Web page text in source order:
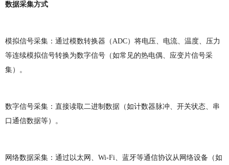
数据采集方式
模拟信号采集：通过模数转换器（ADC）将电压、电流、温度、压力
等连续模拟信号转换为数字信号（如常见的热电偶、应变片信号采
集）。
数字信号采集：直接读取二进制数据（如计数器脉冲、开关状态、串
口通信数据等）。
网络数据采集：通过以太网、Wi-Fi、蓝牙等通信协议从网络设备（如